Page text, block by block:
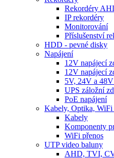
Rekordéry
IP rekordéry
Monitorování
Příslušenství
HDD - pevné disky
Napájení
12V napájecí
12V napájecí
5V, 24V a
UPS záložní
PoE napájení
Kabely, Optika, WiFi
Kabely
Komponenty
WiFi přenos
UTP video baluny
AHD, TVI,